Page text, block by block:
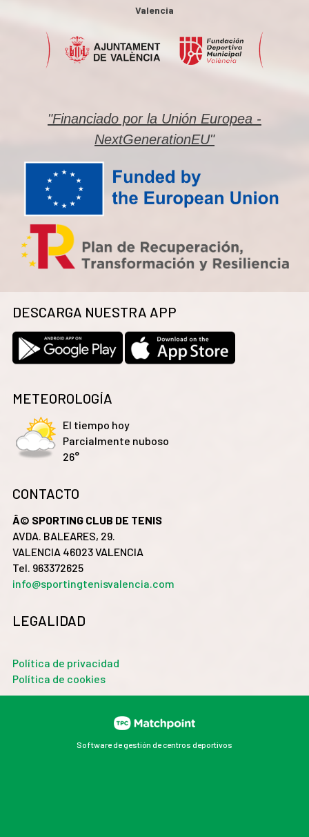
Valencia
"Financiado por la Unión Europea -
NextGenerationEU"
DESCARGA NUESTRA APP
METEOROLOGÍA
El tiempo hoy
Parcialmente nuboso
26°
CONTACTO
Â© SPORTING CLUB DE TENIS
AVDA. BALEARES, 29.
VALENCIA 46023 VALENCIA
Tel. 963372625
info@sportingtenisvalencia.com
LEGALIDAD
Política de privacidad
Política de cookies
Software de gestión de centros deportivos